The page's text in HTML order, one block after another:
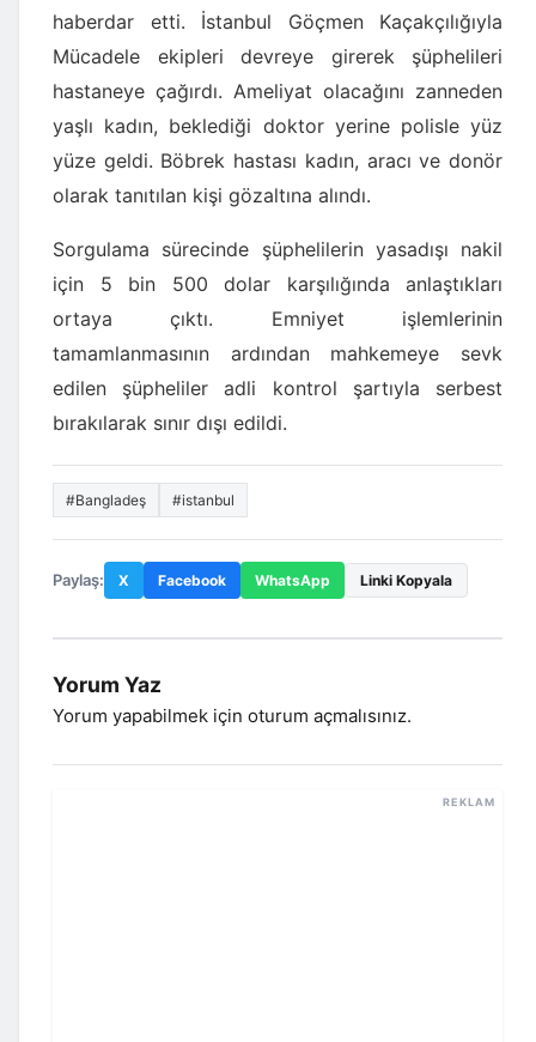
haberdar etti. İstanbul Göçmen Kaçakçılığıyla
Mücadele ekipleri devreye girerek şüphelileri
hastaneye çağırdı. Ameliyat olacağını zanneden
yaşlı kadın, beklediği doktor yerine polisle yüz
yüze geldi. Böbrek hastası kadın, aracı ve donör
olarak tanıtılan kişi gözaltına alındı.
Sorgulama sürecinde şüphelilerin yasadışı nakil
için 5 bin 500 dolar karşılığında anlaştıkları
ortaya çıktı. Emniyet işlemlerinin
tamamlanmasının ardından mahkemeye sevk
edilen şüpheliler adli kontrol şartıyla serbest
bırakılarak sınır dışı edildi.
#Bangladeş #istanbul
Paylaş: X Facebook WhatsApp Linki Kopyala
Yorum Yaz
Yorum yapabilmek için oturum açmalısınız.
REKLAM